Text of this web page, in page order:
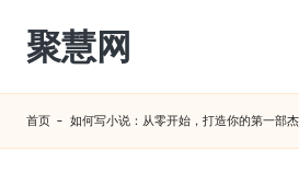
Skip
content
聚慧网
首页 - 如何写小说：从零开始，打造你的第一部